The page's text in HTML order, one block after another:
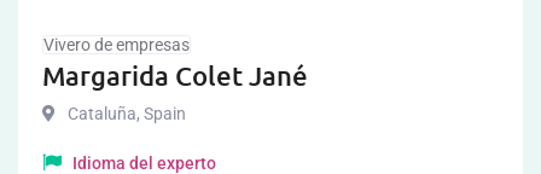
Vivero de empresas
Margarida Colet Jané
Cataluña, Spain
Idioma del experto